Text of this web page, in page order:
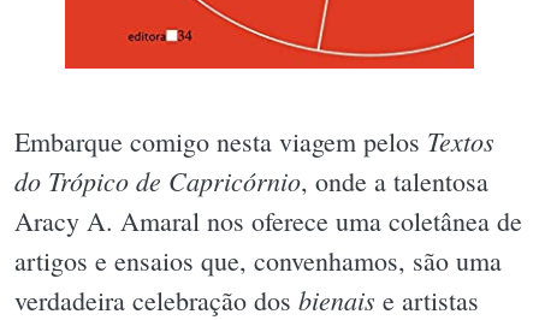
Embarque comigo nesta viagem pelos Textos
do Trópico de Capricórnio, onde a talentosa
Aracy A. Amaral nos oferece uma coletânea de
artigos e ensaios que, convenhamos, são uma
verdadeira celebração dos bienais e artistas